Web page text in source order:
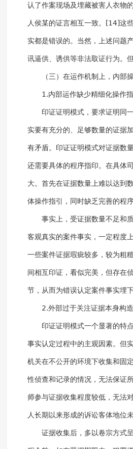
认了作案现场及埋藏被害人衣物
人侯某的证言相互一致。[14]这
实都是错误的。当然，上述问题
讯逼供、诱供等非法取证行为。
（三）在运作机制上，内部操
1.内部运作缺少精细化操作
印证证明模式，要求证明同一
实要有充分的、足够数量的证据
有矛盾。印证证明模式对证据数
还需要具体的程序指印。在具体
大。首先在证据数量上难以达到
体操作指引，同时缺乏完善的程
事实上，受证据数量不足和质
客观真实的案件事实，一定程度
一些案件证据瑕疵较多，较为粗
间相互印证，看似完美，但存在
节，从而为错误认定案件事实埋
2.外部过于关注证据本身构造
印证证明模式一个显著的特点
事实认定过程中的主观因素。但
机关在不公开的环境下收集和固
性侦查和记录的情况，无法保证
师参与证据收集程度较低，无法
人长期以来形成的诉讼客体地位
证据收集后，多以卷宗方式呈